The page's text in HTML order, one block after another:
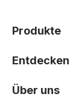
Produkte
Entdecken
Über uns